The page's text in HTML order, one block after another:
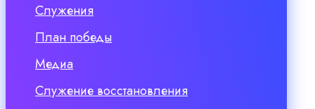
Служения
План победы
Медиа
Служение восстановления